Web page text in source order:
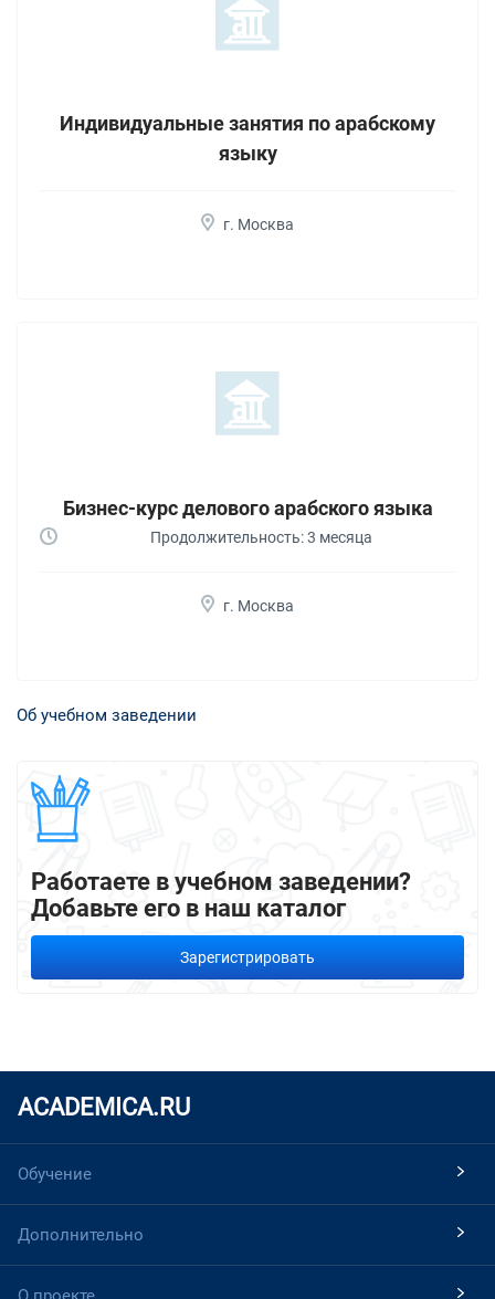
Индивидуальные занятия по арабскому
языку
г. Москва
Бизнес-курс делового арабского языка
Продолжительность: 3 месяца
г. Москва
Об учебном заведении
Работаете в учебном заведении?
Добавьте его в наш каталог
Зарегистрировать
ACADEMICA.RU
Обучение
Дополнительно